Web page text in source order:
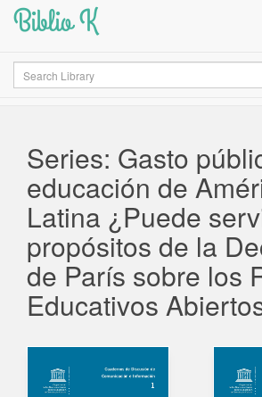
Biblio K
Search
Series: Gasto
educación de
Latina ¿Puede
propósitos de la
de París sobre los
Educativos